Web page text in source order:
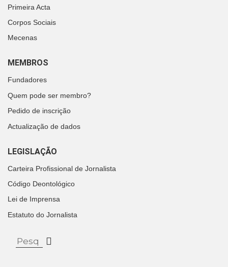
Primeira Acta
Corpos Sociais
Mecenas
MEMBROS
Fundadores
Quem pode ser membro?
Pedido de inscrição
Actualização de dados
LEGISLAÇÃO
Carteira Profissional de Jornalista
Código Deontológico
Lei de Imprensa
Estatuto do Jornalista